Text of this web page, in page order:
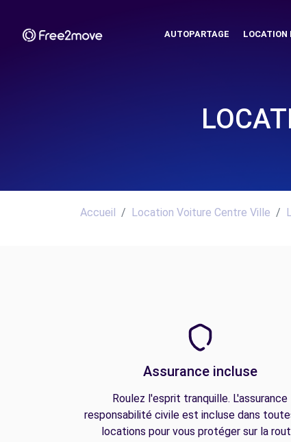
AUTOPARTAGE LOCATION
Accueil Location Voiture Centre Ville
Assurance incluse
Roulez l'esprit tranquille. L'assurance
responsabilité civile est incluse dans
locations pour vous protéger sur la